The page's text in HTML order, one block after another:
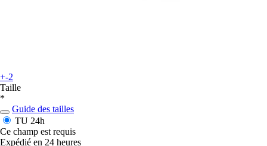
+-2
Taille
*
Guide des tailles
TU 24h
Ce champ est requis
Expédié en 24 heures